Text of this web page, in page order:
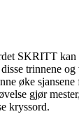
SKRITT kan
trinnene
øke sjansene
gjør
kryssord.